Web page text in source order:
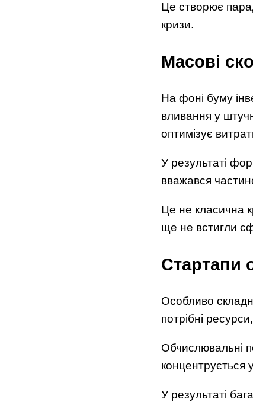
Це створює
кризи.
Масові
На фоні буму
вливання у
оптимізує
У результаті
вважався
Це не класична
ще не встигли
Стартапи
Особливо
потрібні
Обчислювальні
концентрується
У результаті